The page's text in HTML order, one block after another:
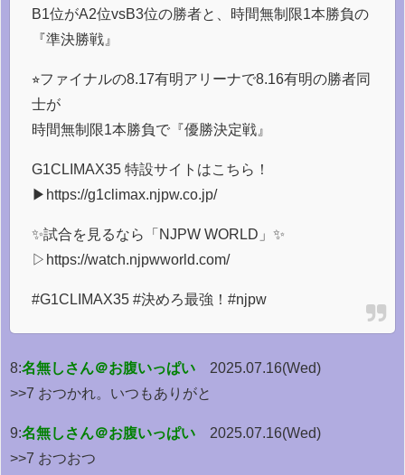
B1位がA2位vsB3位の勝者と、時間無制限1本勝負の
『準決勝戦』
⭐︎ファイナルの8.17有明アリーナで8.16有明の勝者同
士が
時間無制限1本勝負で『優勝決定戦』
G1CLIMAX35 特設サイトはこちら！
▶︎https://g1climax.njpw.co.jp/
✨試合を見るなら「NJPW WORLD」✨
▷https://watch.njpwworld.com/
#G1CLIMAX35 #決めろ最強！#njpw
8:名無しさん＠お腹いっぱい
2025.07.16(Wed)
>>7 おつかれ。いつもありがと
9:名無しさん＠お腹いっぱい
2025.07.16(Wed)
>>7 おつおつ